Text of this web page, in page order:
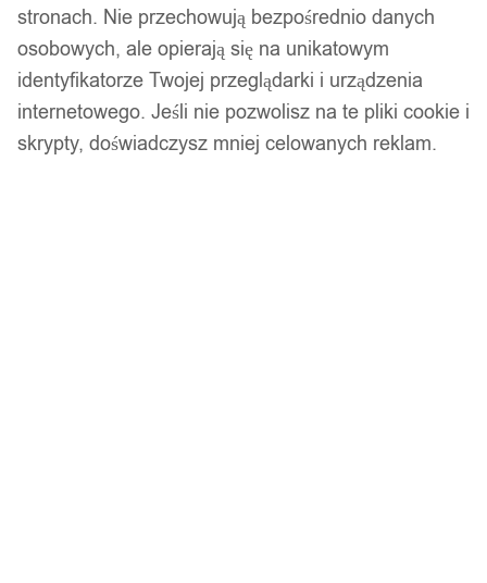
Rolki są w ciągłej sprzedaży. Rolki do drukarki M2 pasują
tylko do tego modelu ze względu na inną metodę druku.
Naklejki w naszej ofercie są wodoodporne i nie
pozostawiają kleju.
stronach. Nie przechowują bezpośrednio danych
osobowych, ale opierają się na unikatowym
identyfikatorze Twojej przeglądarki i urządzenia
internetowego. Jeśli nie pozwolisz na te pliki cookie i
skrypty, doświadczysz mniej celowanych reklam.